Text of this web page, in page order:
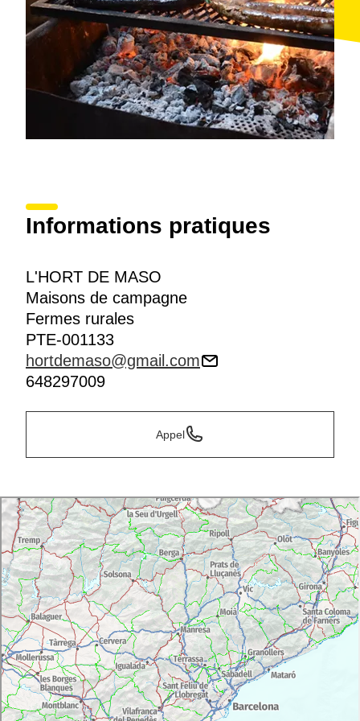
Informations pratiques
L'HORT DE MASO
Maisons de campagne
Fermes rurales
PTE-001133
hortdemaso@gmail.com
648297009
Appel